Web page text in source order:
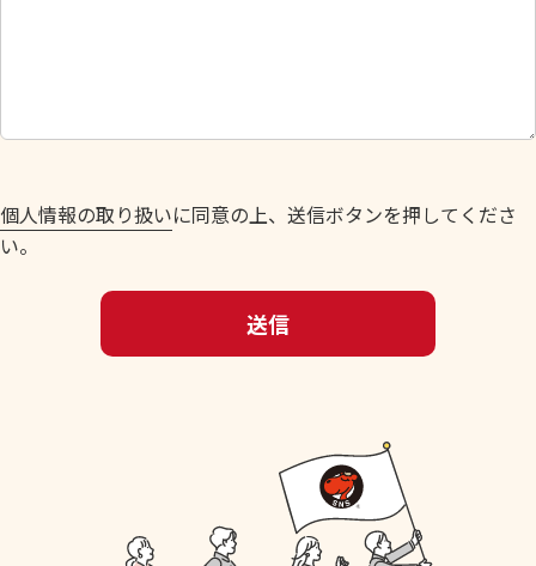
だ
い
。
個人情報の取り扱いに同意の上、送信ボタンを押してくださ
い。